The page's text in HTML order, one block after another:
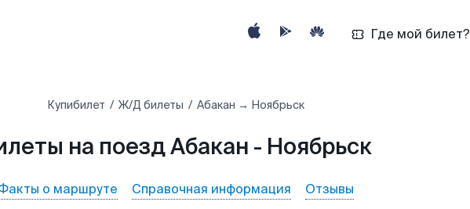
Где мой билет?
Купибилет Ж/Д билеты Абакан → Ноябрьск
на поезд Абакан - Ноябрьск
о маршруте Справочная информация Отзывы